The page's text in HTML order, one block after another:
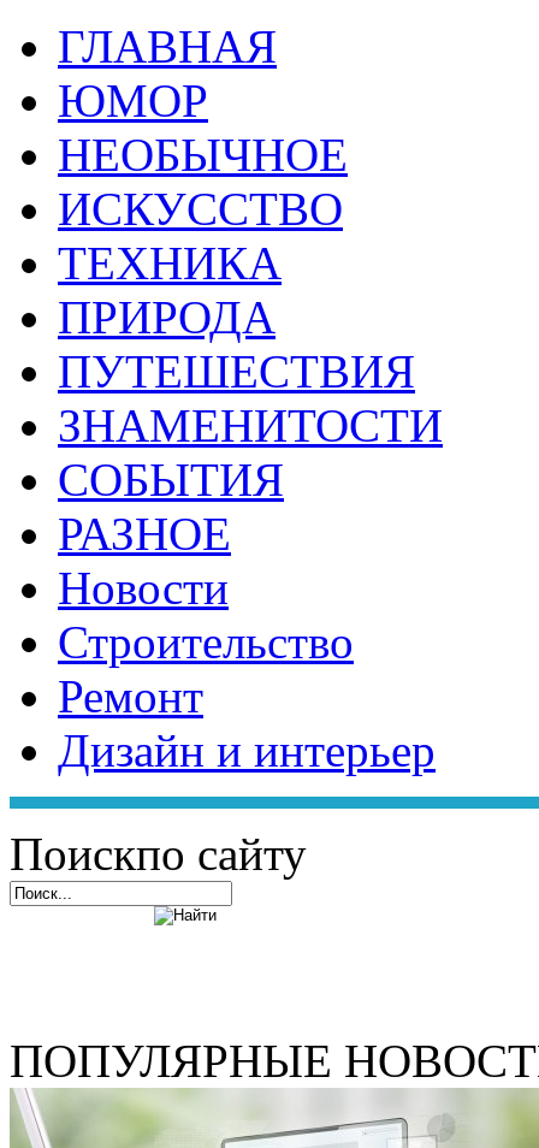
ГЛАВНАЯ
ЮМОР
НЕОБЫЧНОЕ
ИСКУССТВО
ТЕХНИКА
ПРИРОДА
ПУТЕШЕСТВИЯ
ЗНАМЕНИТОСТИ
СОБЫТИЯ
РАЗНОЕ
Новости
Строительство
Ремонт
Дизайн и интерьер
Поискпо сайту
ПОПУЛЯРНЫЕ